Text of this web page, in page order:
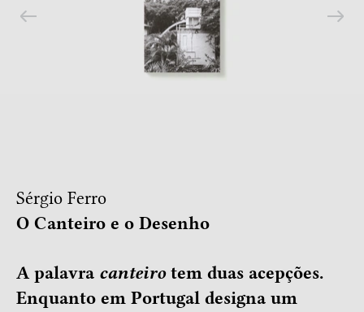
Sérgio Ferro
O Canteiro e o Desenho
A palavra canteirotem duas acepções.
Enquanto em Portugal designa um